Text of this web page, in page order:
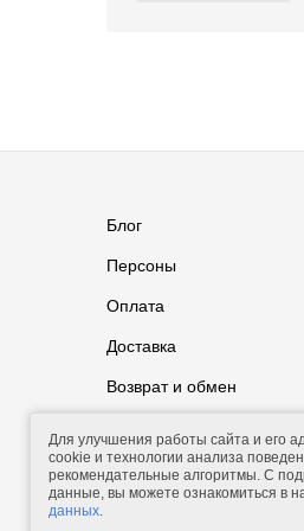
Блог
Персоны
Оплата
Доставка
Возврат и обмен
Для улучшения работы сайта и его
cookie и технологии анализа
рекомендательные алгоритмы. С
данные, вы можете ознакомиться в
данных.